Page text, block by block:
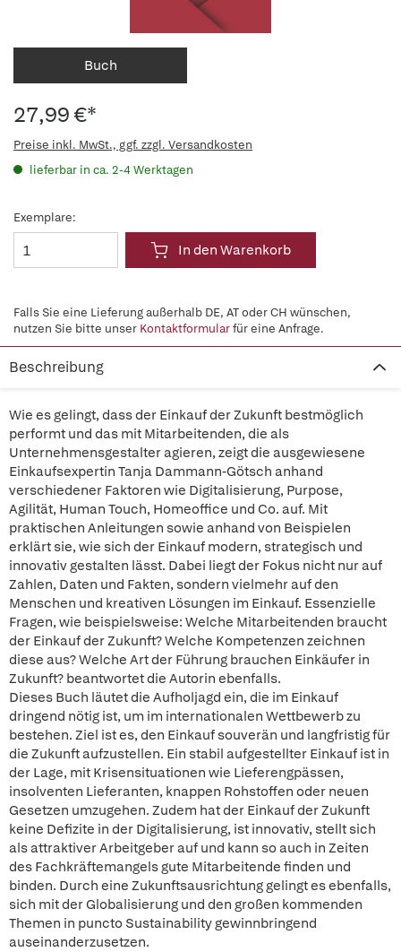
Buch
27,99 €*
Preise inkl. MwSt., ggf. zzgl. Versandkosten
lieferbar in ca. 2-4 Werktagen
Exemplare:
In den Warenkorb
Falls Sie eine Lieferung außerhalb DE, AT oder CH wünschen,
nutzen Sie bitte unser Kontaktformularfür eine Anfrage.
Beschreibung
Wie es gelingt, dass der Einkauf der Zukunft bestmöglich
performt und das mit Mitarbeitenden, die als
Unternehmensgestalter agieren, zeigt die ausgewiesene
Einkaufsexpertin Tanja Dammann-Götsch anhand
verschiedener Faktoren wie Digitalisierung, Purpose,
Agilität, Human Touch, Homeoffice und Co. auf. Mit
praktischen Anleitungen sowie anhand von Beispielen
erklärt sie, wie sich der Einkauf modern, strategisch und
innovativ gestalten lässt. Dabei liegt der Fokus nicht nur auf
Zahlen, Daten und Fakten, sondern vielmehr auf den
Menschen und kreativen Lösungen im Einkauf. Essenzielle
Fragen, wie beispielsweise: Welche Mitarbeitenden braucht
der Einkauf der Zukunft? Welche Kompetenzen zeichnen
diese aus? Welche Art der Führung brauchen Einkäufer in
Zukunft? beantwortet die Autorin ebenfalls.
Dieses Buch läutet die Aufholjagd ein, die im Einkauf
dringend nötig ist, um im internationalen Wettbewerb zu
bestehen. Ziel ist es, den Einkauf souverän und langfristig für
die Zukunft aufzustellen. Ein stabil aufgestellter Einkauf ist in
der Lage, mit Krisensituationen wie Lieferengpässen,
insolventen Lieferanten, knappen Rohstoffen oder neuen
Gesetzen umzugehen. Zudem hat der Einkauf der Zukunft
keine Defizite in der Digitalisierung, ist innovativ, stellt sich
als attraktiver Arbeitgeber auf und kann so auch in Zeiten
des Fachkräftemangels gute Mitarbeitende finden und
binden. Durch eine Zukunftsausrichtung gelingt es ebenfalls,
sich mit der Globalisierung und den großen kommenden
Themen in puncto Sustainability gewinnbringend
auseinanderzusetzen.